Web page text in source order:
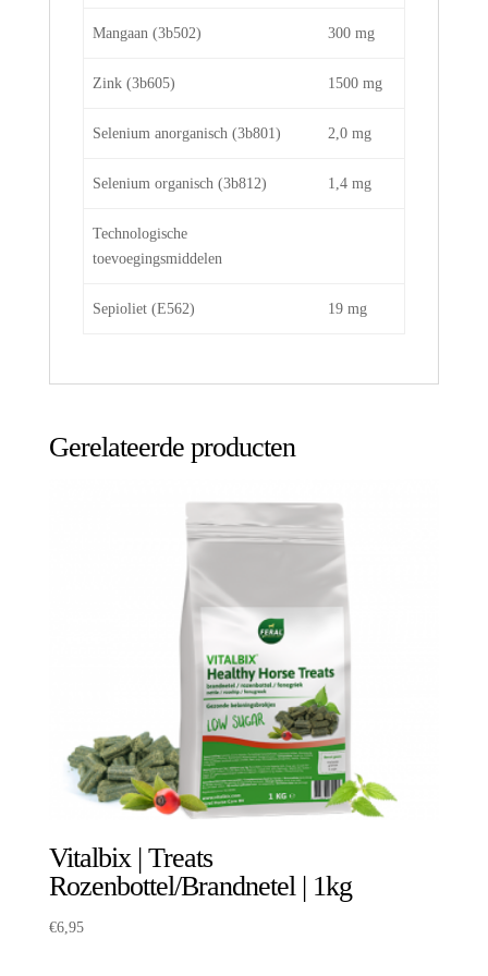
Mangaan (3b502) 300 mg
Zink (3b605) 1500 mg
Selenium anorganisch (3b801) 2,0 mg
Selenium organisch (3b812) 1,4 mg
Technologische
toevoegingsmiddelen
Sepioliet (E562) 19 mg
Gerelateerde producten
Vitalbix | Treats
Rozenbottel/Brandnetel | 1kg
€6,95